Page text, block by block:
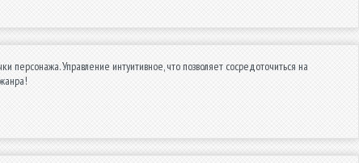
Управление интуитивное, что позволяет сосредоточиться на